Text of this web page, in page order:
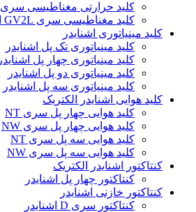
کليد حرارتی مغناطيسی سری GV7 اشنایدر
کليد مغناطيسی سری GV2L اشنایدر
کلید مينياتوری اشنایدر
کلید مینیاتوری تک پل اشنایدر
کلید مینیاتوری چهار پل اشنایدر
کلید مینیاتوری دو پل اشنایدر
کلید مینیاتوری سه پل اشنایدر
کلید هوایی اشنایدر الکتریک
کلید هوایی چهار پل سری NT
کلید هوایی چهار پل سری NW
کلید هوایی سه پل سری NT
کلید هوایی سه پل سری NW
کنتاکتور اشنایدر الکتریک
کنتاکتور چهار پل اشنایدر
کنتاکتور خازنی اشنایدر
کنتاکتور سری D اشنایدر